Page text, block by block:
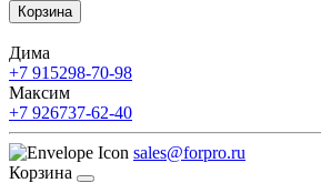
Корзина
Дима
+7 915298-70-98
Максим
+7 926737-62-40
sales@forpro.ru
Корзина